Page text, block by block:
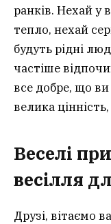
ранків. Нехай у
тепло, нехай
будуть рідні
частіше
все добре, що
велика
Веселі
весілля
Друзі, вітаємо